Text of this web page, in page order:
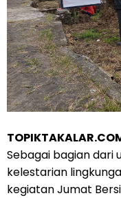
Sebagai bagian dari
kelestarian
kegiatan Jumat